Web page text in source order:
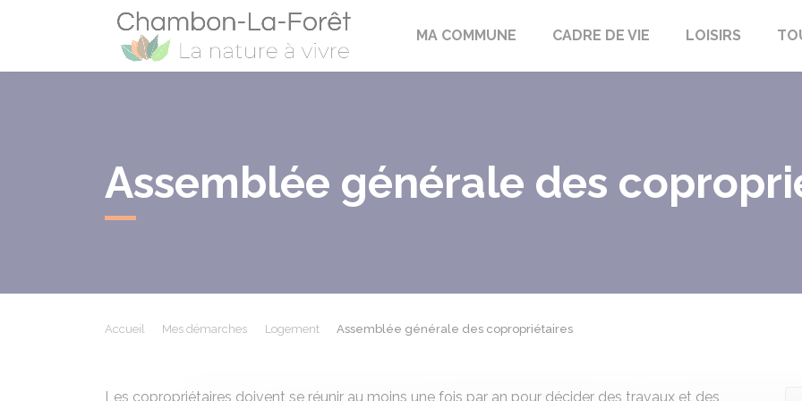
Chambon-la-Fôret
MA COMMUNE CADRE DE VIE LOISIRS
Assemblée générale des
Accueil Mes démarches Logement Assemblée générale des copropriétaires
Les copropriétaires doivent se réunir au moins une fois par an pour décider des travaux et des